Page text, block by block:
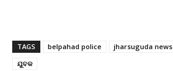
TAGS belpahad police jharsuguda news
ଯୁବକ